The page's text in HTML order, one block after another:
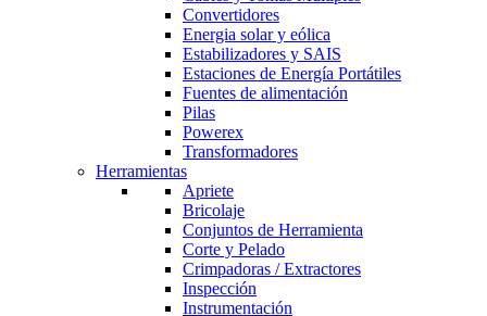
Convertidores
Energia solar y eólica
Estabilizadores y SAIS
Estaciones de Energía Portátiles
Fuentes de alimentación
Pilas
Powerex
Transformadores
Herramientas
Apriete
Bricolaje
Conjuntos de Herramienta
Corte y Pelado
Crimpadoras / Extractores
Inspección
Instrumentación